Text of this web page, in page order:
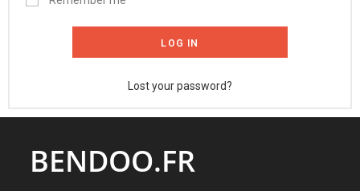
LOG IN
Lost your password?
BENDOO.FR